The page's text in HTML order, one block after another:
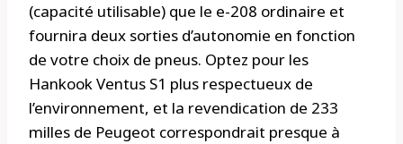
(capacité utilisable) que le e-208 ordinaire et
fournira deux sorties d’autonomie en fonction
de votre choix de pneus. Optez pour les
Hankook Ventus S1 plus respectueux de
l’environnement, et la revendication de 233
milles de Peugeot correspondrait presque à